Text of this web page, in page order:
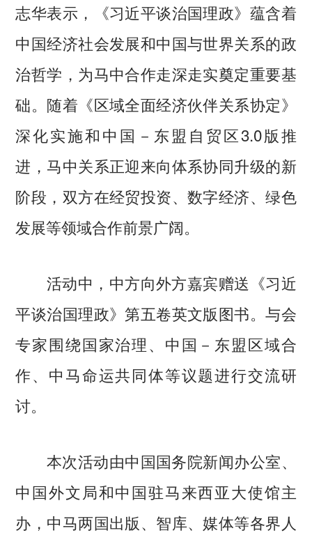
志华表示，《习近平谈治国理政》蕴含着
中国经济社会发展和中国与世界关系的政
治哲学，为马中合作走深走实奠定重要基
础。随着《区域全面经济伙伴关系协定》
深化实施和中国－东盟自贸区3.0版推
进，马中关系正迎来向体系协同升级的新
阶段，双方在经贸投资、数字经济、绿色
发展等领域合作前景广阔。
活动中，中方向外方嘉宾赠送《习近
平谈治国理政》第五卷英文版图书。与会
专家围绕国家治理、中国－东盟区域合
作、中马命运共同体等议题进行交流研
讨。
本次活动由中国国务院新闻办公室、
中国外文局和中国驻马来西亚大使馆主
办，中马两国出版、智库、媒体等各界人